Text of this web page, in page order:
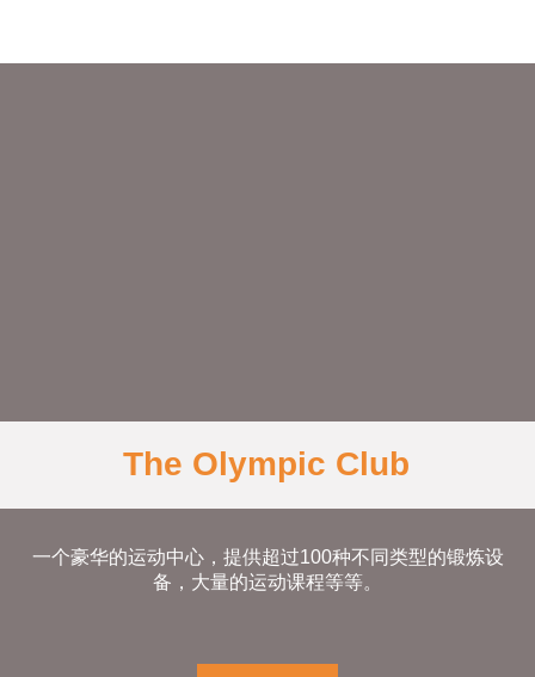
一个豪华的运动中心，提供超过100种不同类型的锻炼设
备，大量的运动课程等等。